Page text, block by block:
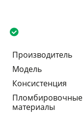
Производитель
Модель
Консистенция
Пломбировочные
материалы